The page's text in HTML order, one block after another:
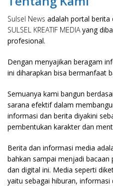
Sulsel News adalah portal berita
SULSEL KREATIF MEDIA yang
profesional.
Dengan menyajikan beragam
ini diharapkan bisa bermanfaat
Semuanya kami bangun
sarana efektif dalam
informasi dan berita diyakini
pembentukan karakter dan
Berita dan informasi media
bahkan sampai menjadi
dan digital ini. Media seperti
yaitu sebagai hiburan,